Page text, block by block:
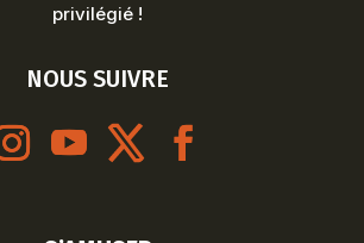
privilégié !
NOUS SUIVRE